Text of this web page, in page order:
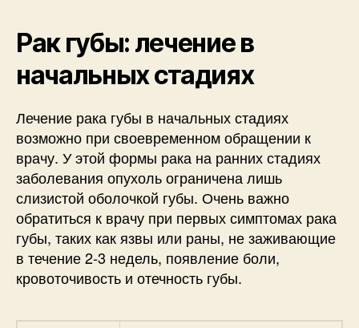
Рак губы: лечение в
начальных стадиях
Лечение рака губы в начальных стадиях
возможно при своевременном обращении к
врачу. У этой формы рака на ранних стадиях
заболевания опухоль ограничена лишь
слизистой оболочкой губы. Очень важно
обратиться к врачу при первых симптомах рака
губы, таких как язвы или раны, не заживающие
в течение 2-3 недель, появление боли,
кровоточивость и отечность губы.